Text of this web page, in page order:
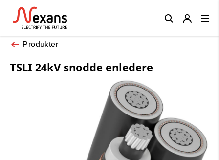
Produkter
TSLI 24kV snodde enledere
Close